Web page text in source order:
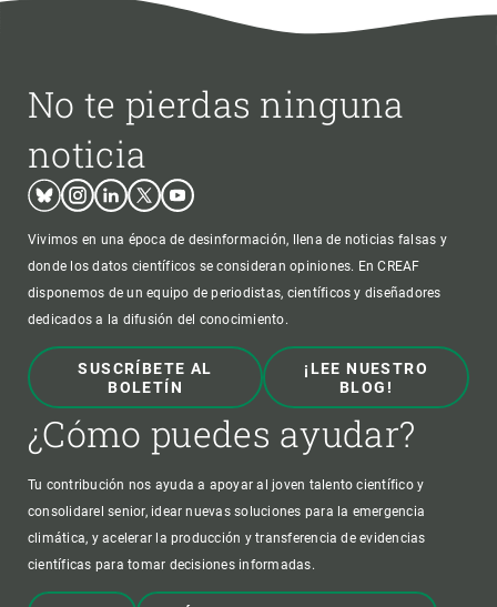
No te pierdas ninguna
noticia
BlueskyInstagram
LinkedinTwitterYoutube
Vivimos en una época de desinformación, llena de noticias falsas y
donde los datos científicos se consideran opiniones. En CREAF
disponemos de un equipo de periodistas, científicos y diseñadores
dedicados a la difusión del conocimiento.
SUSCRÍBETE AL
BOLETÍN
¡LEE NUESTRO
BLOG!
¿Cómo puedes ayudar?
Tu contribución nos ayuda a apoyar al joven talento científico y
consolidarel senior, idear nuevas soluciones para la emergencia
climática, y acelerar la producción y transferencia de evidencias
científicas para tomar decisiones informadas.